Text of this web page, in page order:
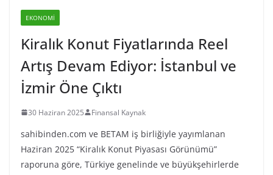
EKONOMI
Kiralık Konut Fiyatlarında Reel
Artış Devam Ediyor: İstanbul ve
İzmir Öne Çıktı
30 Haziran 2025 Finansal Kaynak
sahibinden.com ve BETAM iş birliğiyle yayımlanan
Haziran 2025 “Kiralık Konut Piyasası Görünümü”
raporuna göre, Türkiye genelinde ve büyükşehirlerde